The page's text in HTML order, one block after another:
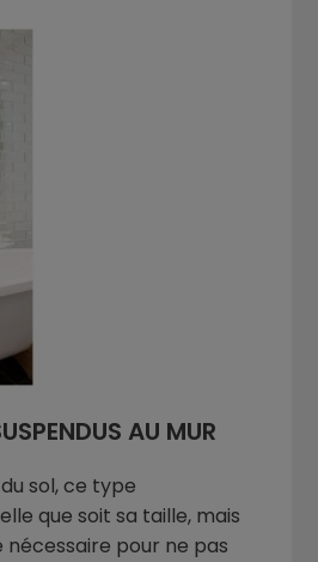
AU MUR
sol, ce type
que soit sa taille, mais
pour ne pas